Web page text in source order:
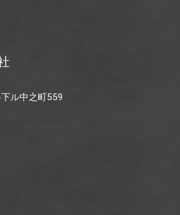
ル中之町559